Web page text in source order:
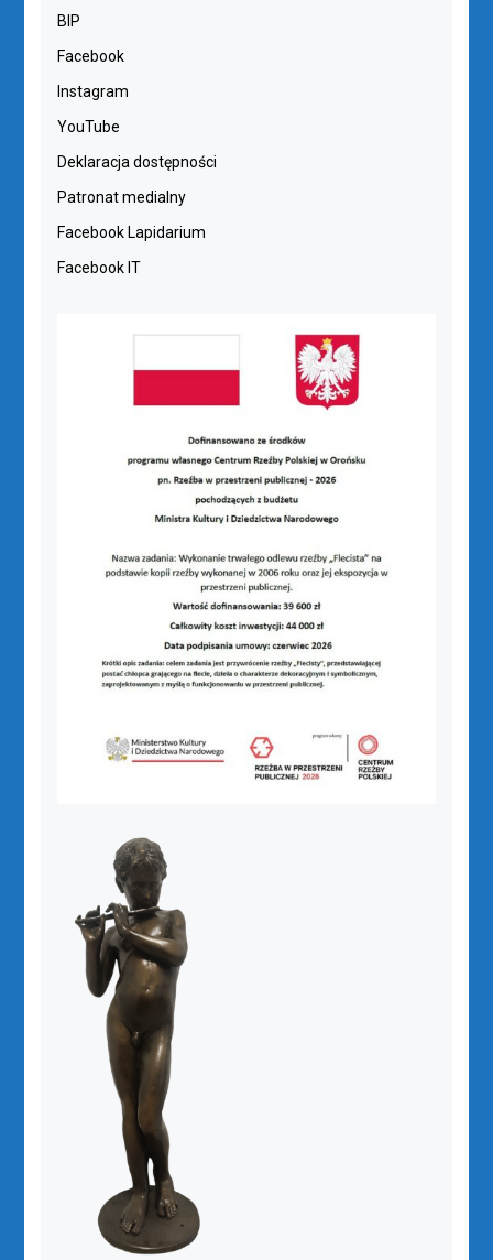
BIP
Facebook
Instagram
YouTube
Deklaracja dostępności
Patronat medialny
Facebook Lapidarium
Facebook IT